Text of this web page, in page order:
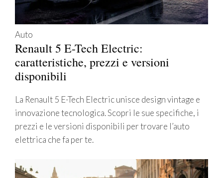
Auto
Renault 5 E-Tech Electric:
caratteristiche, prezzi e versioni
disponibili
La Renault 5 E-Tech Electric unisce design vintage e
innovazione tecnologica. Scopri le sue specifiche, i
prezzi e le versioni disponibili per trovare l’auto
elettrica che fa per te.